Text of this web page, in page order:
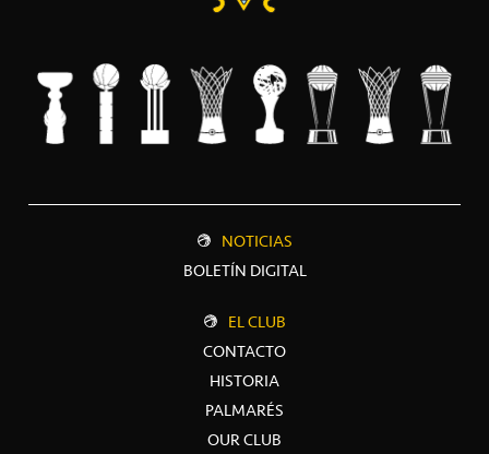
NOTICIAS
BOLETÍN DIGITAL
EL CLUB
CONTACTO
HISTORIA
PALMARÉS
OUR CLUB